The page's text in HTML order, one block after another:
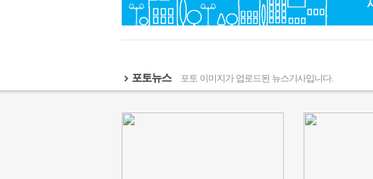
포토뉴스 포토 이미지가 업로드된 뉴스기사입니다.